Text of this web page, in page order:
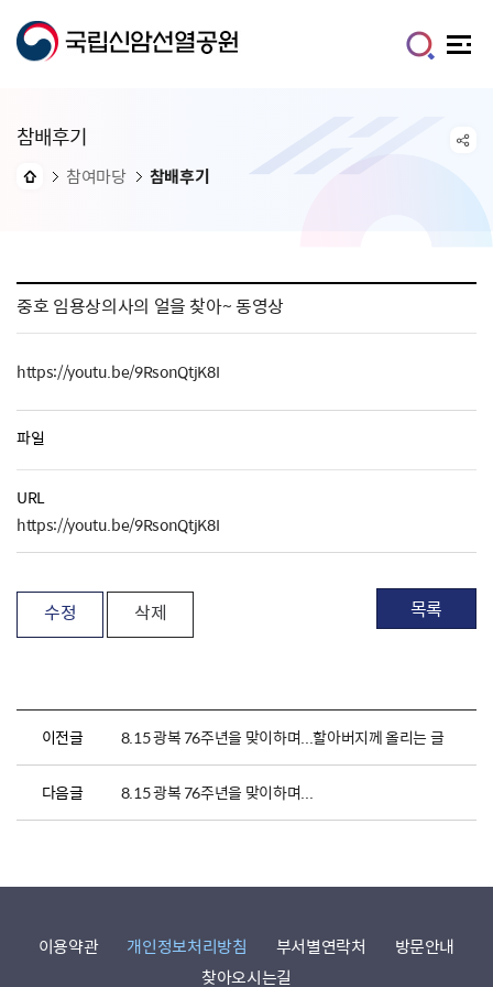
참배후기
참여마당 참배후기
중호 임용상의사의 얼을 찾아~ 동영상
https://youtu.be/9RsonQtjK8I
파일
URL
https://youtu.be/9RsonQtjK8I
수정 삭제 목록
이전글 8.15 광복 76주년을 맞이하며...할아버지께 올리는 글
다음글 8.15 광복 76주년을 맞이하며...
이용약관 개인정보처리방침 부서별연락처
방문안내
찾아오시는길